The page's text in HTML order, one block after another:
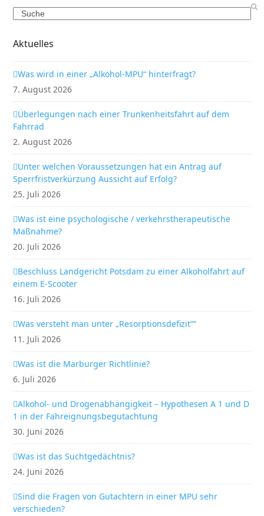
Search
Aktuelles
Was wird in einer „Alkohol-MPU“ hinterfragt?
7. August 2026
Überlegungen nach einer Trunkenheitsfahrt auf dem
Fahrrad
2. August 2026
Unter welchen Voraussetzungen hat ein Antrag auf
Sperrfristverkürzung Aussicht auf Erfolg?
25. Juli 2026
Was ist eine psychologische / verkehrstherapeutische
Maßnahme?
20. Juli 2026
Beschluss Landgericht Potsdam zu einer Alkoholfahrt auf
einem E-Scooter
16. Juli 2026
Was versteht man unter „Resorptionsdefizit““
11. Juli 2026
Was ist die Marburger Richtlinie?
6. Juli 2026
Alkohol- und Drogenabhängigkeit – Hypothesen A 1 und D
1 in der Fahreignungsbegutachtung
30. Juni 2026
Was ist das Suchtgedächtnis?
24. Juni 2026
Sind die Fragen von Gutachtern in einer MPU sehr
verschieden?